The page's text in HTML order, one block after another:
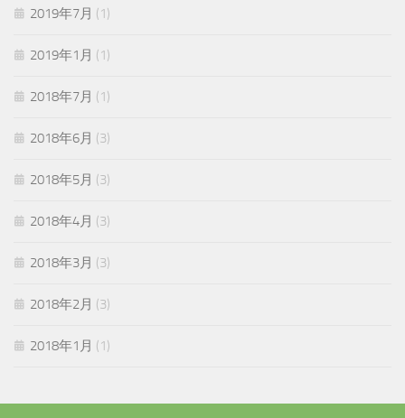
2019年7月 (1)
2019年1月 (1)
2018年7月 (1)
2018年6月 (3)
2018年5月 (3)
2018年4月 (3)
2018年3月 (3)
2018年2月 (3)
2018年1月 (1)